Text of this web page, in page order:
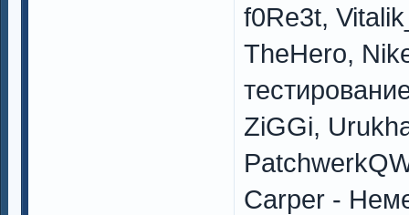
f0Re3t,
TheHero,
ZiGGi,
Carper -